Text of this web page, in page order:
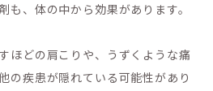
も、体の中から効果があります。
ほどの肩こりや、うずくような痛
の疾患が隠れている可能性があり